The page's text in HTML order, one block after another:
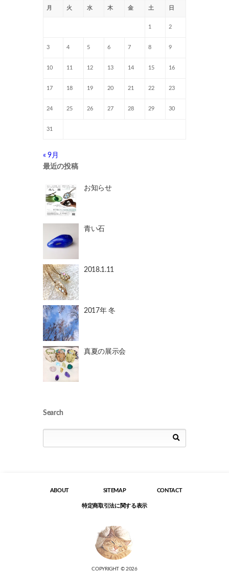
月 火 水 木 金 土 日
1 2
3 4 5 6 7 8 9
10 11 12 13 14 15 16
17 18 19 20 21 22 23
24 25 26 27 28 29 30
31
« 9月
最近の投稿
お知らせ
青い石
2018.1.11
2017年 冬
真夏の展示会
Search
COPYRIGHT © 2026
ABOUT SITEMAP CONTACT
特定商取引法に関する表示